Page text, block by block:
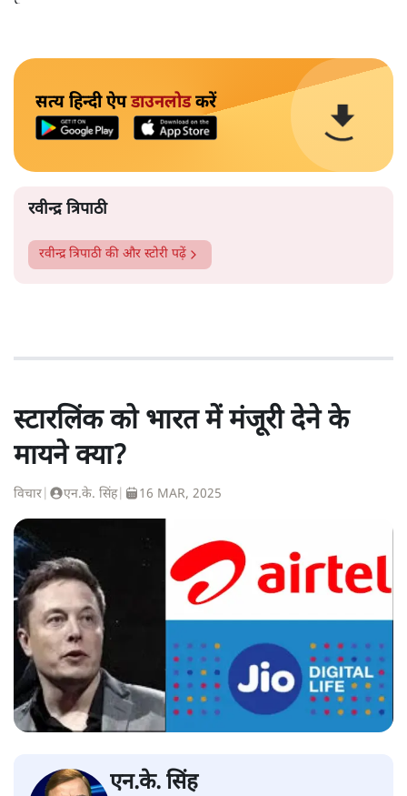
सत्य हिन्दी ऐपडाउनलोडकरें
रवीन्द्र त्रिपाठी
रवीन्द्र त्रिपाठी की और स्टोरी पढ़ें
स्टारलिंक को भारत में मंजूरी देने के
मायने क्या?
विचार एन.के. सिंह| 16 MAR, 2025
एन.के. सिंह